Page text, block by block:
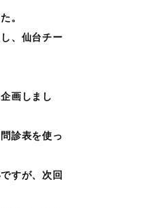
。
、仙台チー
画しまし
診表を使っ
すが、次回